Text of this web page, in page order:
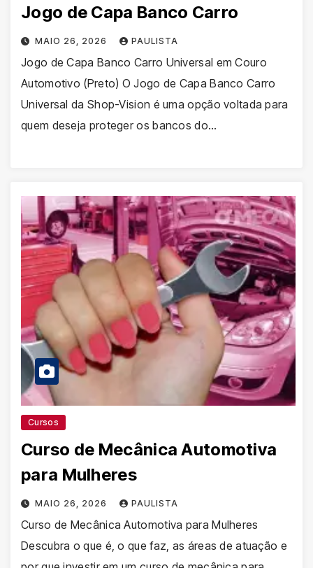
Jogo de Capa Banco Carro
MAIO 26, 2026 PAULISTA
Jogo de Capa Banco Carro Universal em Couro
Automotivo (Preto) O Jogo de Capa Banco Carro
Universal da Shop-Vision é uma opção voltada para
quem deseja proteger os bancos do…
Cursos
Curso de Mecânica Automotiva
para Mulheres
MAIO 26, 2026 PAULISTA
Curso de Mecânica Automotiva para Mulheres
Descubra o que é, o que faz, as áreas de atuação e